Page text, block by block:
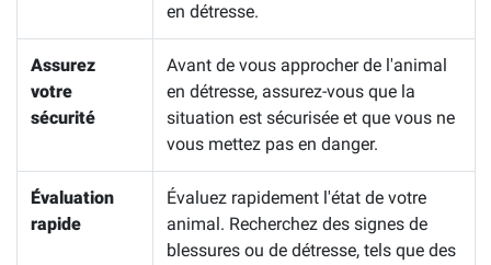
en détresse.
Assurez
votre
sécurité
Avant de vous approcher de l'animal
en détresse, assurez-vous que la
situation est sécurisée et que vous ne
vous mettez pas en danger.
Évaluation
rapide
Évaluez rapidement l'état de votre
animal. Recherchez des signes de
blessures ou de détresse, tels que des